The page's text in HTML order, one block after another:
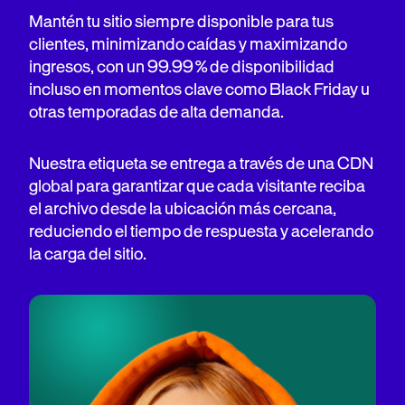
Mantén tu sitio siempre disponible para tus
clientes, minimizando caídas y maximizando
ingresos, con un 99.99 % de disponibilidad
incluso en momentos clave como Black Friday u
otras temporadas de alta demanda.
Nuestra etiqueta se entrega a través de una CDN
global para garantizar que cada visitante reciba
el archivo desde la ubicación más cercana,
reduciendo el tiempo de respuesta y acelerando
la carga del sitio.